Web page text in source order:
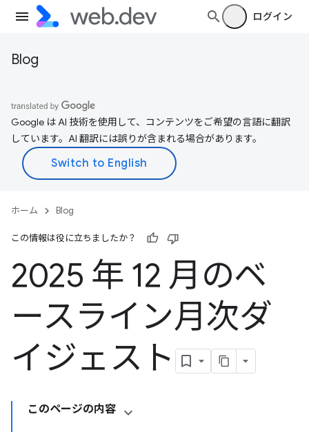
ログイン
Blog
Google は AI 技術を使用して、コンテンツをご希望の言語に翻訳
しています。AI 翻訳には誤りが含まれる場合があります。
ホーム Blog
この情報は役に立ちましたか？
2025 年 12 月のベ
ースライン月次ダ
イジェスト
このページの内容